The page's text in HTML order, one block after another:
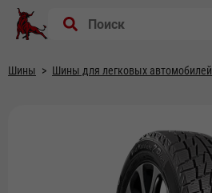
Шины Шины для легковых автомобилей